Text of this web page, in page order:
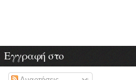
Εγγραφή στο